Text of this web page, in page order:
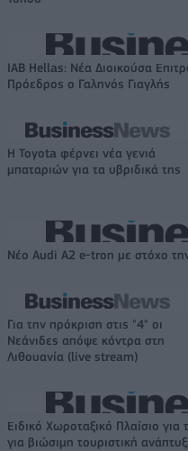
IAB Hellas: Νέα Διοικούσα
Πρόεδρος ο Γαληνός Γιαγλής
Η Toyota φέρνει νέα γενιά
μπαταριών για τα υβριδικά της
Νέο Audi A2 e-tron με στόχο
Για την πρόκριση στις "4" οι
Νεάνιδες απόψε κόντρα στη
Λιθουανία (live stream)
Ειδικό Χωροταξικό Πλαίσιο για
για βιώσιμη τουριστική